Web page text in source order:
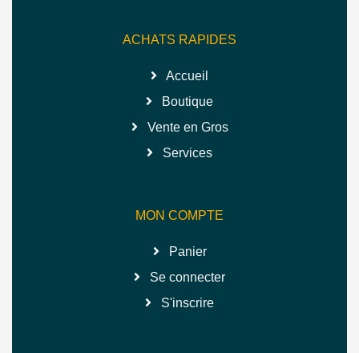
ACHATS RAPIDES
Accueil
Boutique
Vente en Gros
Services
MON COMPTE
Panier
Se connecter
S'inscrire